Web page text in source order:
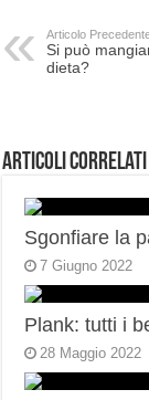
Articolo
Si può
dieta?
Articoli correlati
Sgonfiare la
7 Giugno 2022
Plank: tutti i
28 Maggio 2022